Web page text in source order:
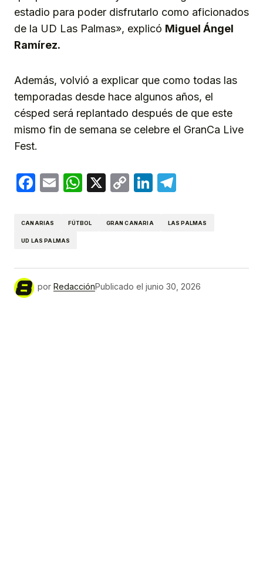
estadio para poder disfrutarlo como aficionados
de la UD Las Palmas», explicó Miguel Ángel
Ramírez.
Además, volvió a explicar que como todas las
temporadas desde hace algunos años, el
césped será replantado después de que este
mismo fin de semana se celebre el GranCa Live
Fest.
Facebook
EmailWhatsApp
X
CopyLinkedIn
CANARIAS FÚTBOL GRAN CANARIA LAS PALMAS
UD LAS PALMAS
por RedacciónPublicado el junio 30, 2026